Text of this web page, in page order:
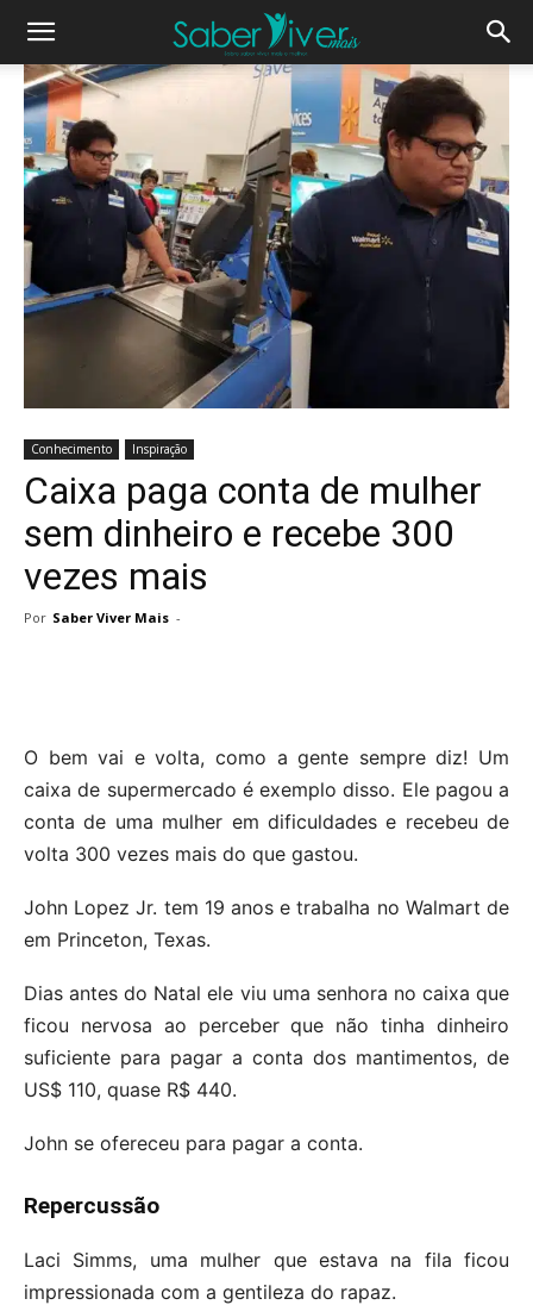
Conhecimento Inspiração
Caixa paga conta de mulher
sem dinheiro e recebe 300
vezes mais
Por Saber Viver Mais -
O bem vai e volta, como a gente sempre diz! Um
caixa de supermercado é exemplo disso. Ele pagou a
conta de uma mulher em dificuldades e recebeu de
volta 300 vezes mais do que gastou.
John Lopez Jr. tem 19 anos e trabalha no Walmart de
em Princeton, Texas.
Dias antes do Natal ele viu uma senhora no caixa que
ficou nervosa ao perceber que não tinha dinheiro
suficiente para pagar a conta dos mantimentos, de
US$ 110, quase R$ 440.
John se ofereceu para pagar a conta.
Repercussão
Laci Simms, uma mulher que estava na fila ficou
impressionada com a gentileza do rapaz.